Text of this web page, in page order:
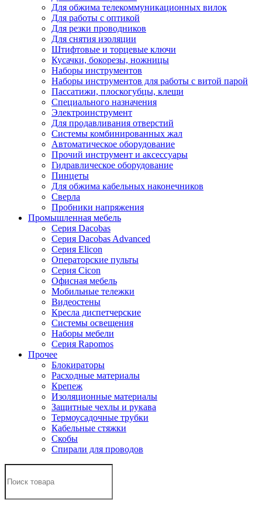
Для обжима телекоммуникационных вилок
Для работы с оптикой
Для резки проводников
Для снятия изоляции
Штифтовые и торцевые ключи
Кусачки, бокорезы, ножницы
Наборы инструментов
Наборы инструментов для работы с витой парой
Пассатижи, плоскогубцы, клещи
Специального назначения
Электроинструмент
Для продавливания отверстий
Системы комбинированных жал
Автоматическое оборудование
Прочий инструмент и аксессуары
Гидравлическое оборудование
Пинцеты
Для обжима кабельных наконечников
Сверла
Пробники напряжения
Промышленная мебель
Серия Dacobas
Серия Dacobas Advanced
Серия Elicon
Операторские пульты
Серия Cicon
Офисная мебель
Мобильные тележки
Видеостены
Кресла диспетчерские
Системы освещения
Наборы мебели
Серия Rapomos
Прочее
Блокираторы
Расходные материалы
Крепеж
Изоляционные материалы
Защитные чехлы и рукава
Термоусадочные трубки
Кабельные стяжки
Скобы
Спирали для проводов